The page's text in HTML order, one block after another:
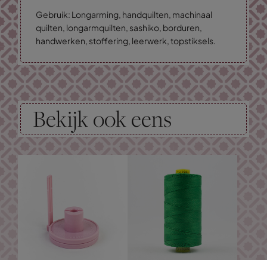
Gebruik: Longarming, handquilten, machinaal
quilten, longarmquilten, sashiko, borduren,
handwerken, stoffering, leerwerk, topstiksels.
Bekijk ook eens